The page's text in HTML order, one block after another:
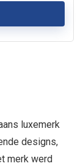
luxemerk
designs,
merk werd